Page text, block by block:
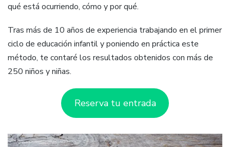
qué está ocurriendo, cómo y por qué.
Tras más de 10 años de experiencia trabajando en el primer
ciclo de educación infantil y poniendo en práctica este
método, te contaré los resultados obtenidos con más de
250 niños y niñas.
Reserva tu entrada